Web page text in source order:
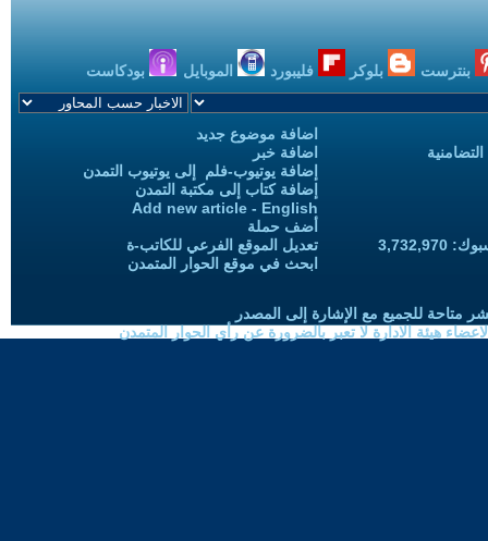
بنترست بلوكر فليبورد الموبايل بودكاست
اضافة موضوع جديد
اضافة خبر
إضافة يوتيوب-فلم إلى يوتيوب التمدن
إضافة كتاب إلى مكتبة التمدن
Add new article - English
أضف حملة
تعديل الموقع الفرعي للكاتب-ة
ابحث في موقع الحوار المتمدن
متاحة للجميع مع الإشارة إلى المصدر
هيئة الادارة لا تعبر بالضرورة عن رأي الحوار المتمدن